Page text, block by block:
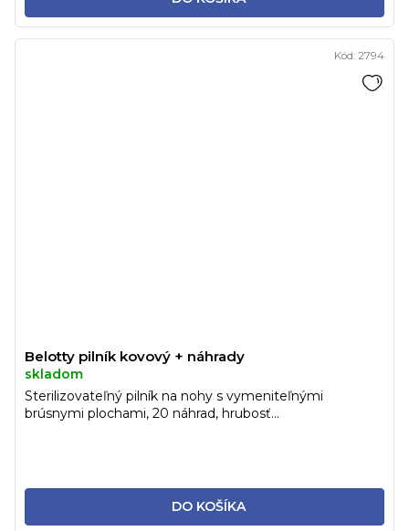
Belotty pilník kovový + náhrady
skladom
DO KOŠÍKA
Sterilizovateľný pilník na nohy s vymeniteľnými
brúsnymi plochami, 20 náhrad, hrubosť...
Kód: 2794